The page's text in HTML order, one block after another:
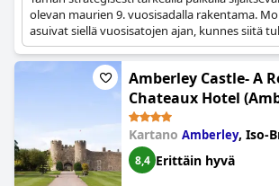
olevan maurien 9. vuosisadalla rakentama.
asuivat siellä vuosisatojen ajan, kunnes siitä
luvulla ja pousada (hotelli) vuonna 1998.
Amberley Castle- A
Chateaux Hotel
A Relais & Chateaux
Kartano Amberley, Iso-
8,4 Erittäin hyvä